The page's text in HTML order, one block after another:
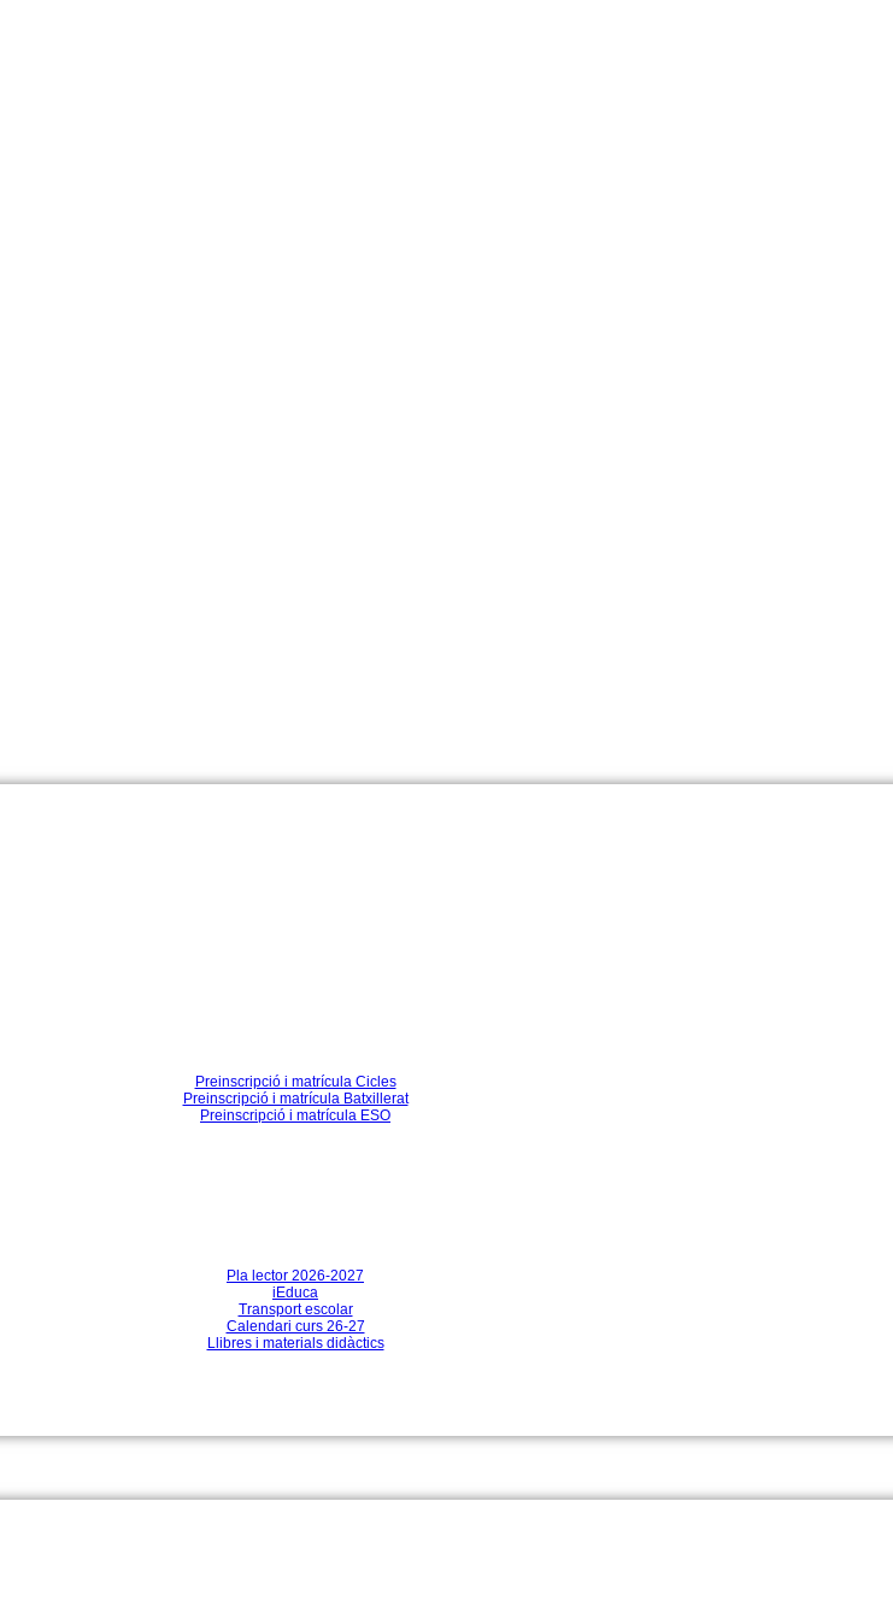
Preinscripció i matrícula Cicles
Preinscripció i matrícula Batxillerat
Preinscripció i matrícula ESO
Pla lector 2026-2027
iEduca
Transport escolar
Calendari curs 26-27
Llibres i materials didàctics